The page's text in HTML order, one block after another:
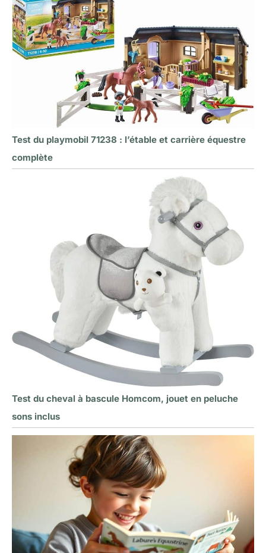
Test du playmobil 71238 : l’étable et carrière équestre
complète
Test du cheval à bascule Homcom, jouet en peluche
sons inclus